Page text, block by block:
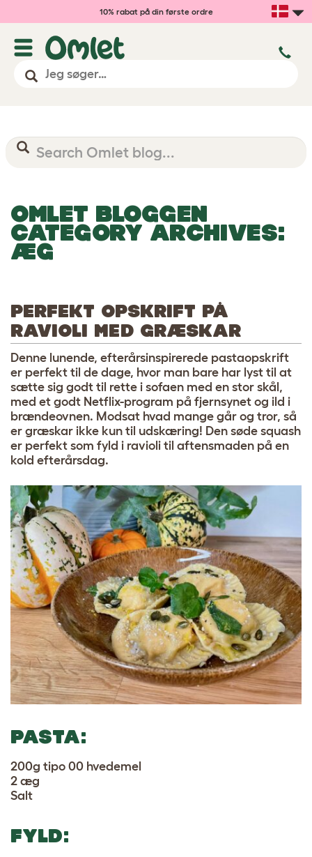
10% rabat på din første ordre
OMLET BLOGGEN
CATEGORY ARCHIVES:
ÆG
PERFEKT OPSKRIFT PÅ
RAVIOLI MED GRÆSKAR
Denne lunende, efterårsinspirerede pastaopskrift
er perfekt til de dage, hvor man bare har lyst til at
sætte sig godt til rette i sofaen med en stor skål,
med et godt Netflix-program på fjernsynet og ild i
brændeovnen. Modsat hvad mange går og tror, så
er græskar ikke kun til udskæring! Den søde squash
er perfekt som fyld i ravioli til aftensmaden på en
kold efterårsdag.
PASTA:
200g tipo 00 hvedemel
2 æg
Salt
FYLD: